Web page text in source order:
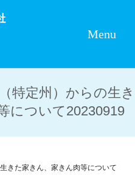
Menu
特定州）からの生き
について20230919
きた家きん、家きん肉等について